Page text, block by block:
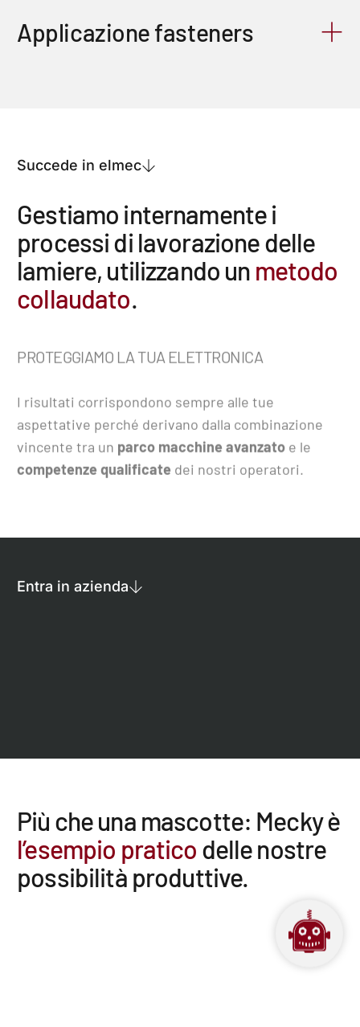
Applicazione fasteners
Succede in elmec
Gestiamo internamentei
processidi lavorazionedelle
lamiere, utilizzando un metodo
collaudato.
PROTEGGIAMO LA TUA ELETTRONICA
I risultati corrispondono sempre alle tue
aspettative perché derivano dalla combinazione
vincente tra un parco macchine avanzato e le
competenze qualificate dei nostri operatori.
Entra in azienda
Più che una mascotte: Mecky è
l’esempio pratico delle nostre
possibilità produttive.